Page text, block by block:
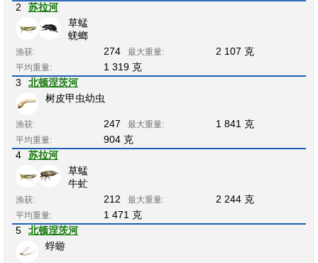
2
苏拉河
草蜢
蜣螂
渔获: 274 最大重量: 2 107 克
平均重量:
1 319 克
3
北顿涅茨河
树皮甲虫幼虫
渔获: 247 最大重量: 1 841 克
平均重量:
904 克
4
苏拉河
草蜢
牛虻
渔获: 212 最大重量: 2 244 克
平均重量:
1 471 克
5
北顿涅茨河
蜉蝣